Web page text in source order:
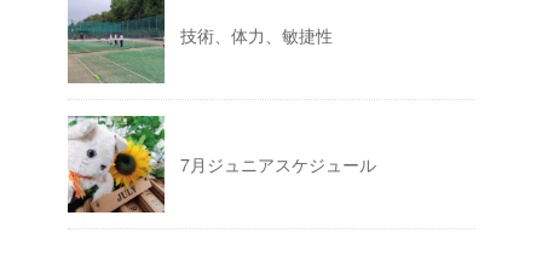
技術、体力、敏捷性
7月ジュニアスケジュール